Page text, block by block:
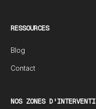
RESSOURCES
Blog
Contact
NOS ZONES